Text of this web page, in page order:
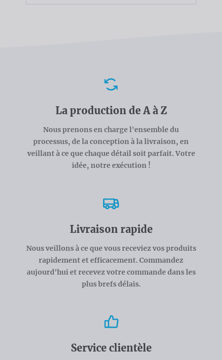
La production de A à Z
Nous prenons en charge l'ensemble du
processus, de la conception à la livraison, en
veillant à ce que chaque détail soit parfait. Votre
idée, notre exécution !
Livraison rapide
Nous veillons à ce que vous receviez vos produits
rapidement et efficacement. Commandez
aujourd'hui et recevez votre commande dans les
plus brefs délais.
Service clientèle